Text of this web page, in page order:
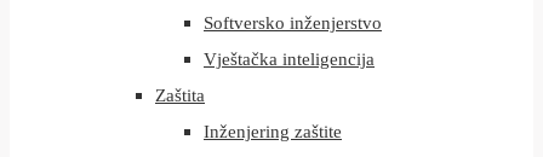
Softversko inženjerstvo
Vještačka inteligencija
Zaštita
Inženjering zaštite